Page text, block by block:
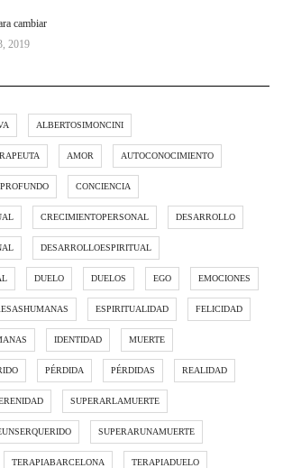
cambiar
2019
ALBERTOSIMONCINI
AMOR AUTOCONOCIMIENTO
CONCIENCIA
CRECIMIENTOPERSONAL DESARROLLO
DESARROLLOESPIRITUAL
DUELO DUELOS EGO EMOCIONES
ESPIRITUALIDAD FELICIDAD
IDENTIDAD MUERTE
PÉRDIDA PÉRDIDAS REALIDAD
SUPERARLAMUERTE
SUPERARUNAMUERTE
TERAPIABARCELONA TERAPIADUELO